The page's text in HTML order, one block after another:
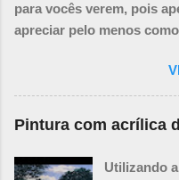
para vocês verem, pois
apreciar pelo menos
Pintura com acrílica
Utilizando